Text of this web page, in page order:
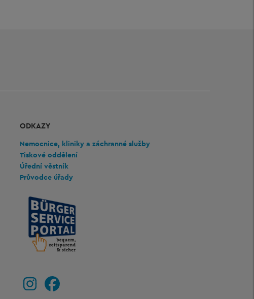
ODKAZY
Nemocnice, kliniky a záchranné služby
Tiskové oddělení
Úřední věstník
Průvodce úřady